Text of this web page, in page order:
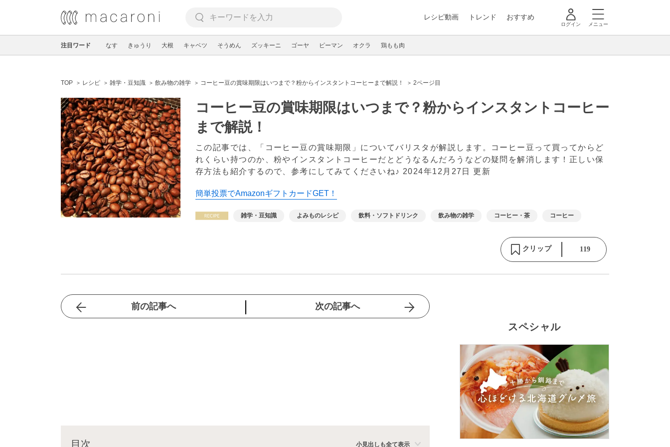
レシピ動画 トレンド おすすめ
ログイン メニュー
注目ワード なす きゅうり 大根 キャベツ そうめん ズッキーニ ゴーヤ ピーマン オクラ 鶏もも肉
TOP レシピ 雑学・豆知識 飲み物の雑学 コーヒー豆の賞味期限はいつまで？粉からインスタントコーヒーまで解説！ 2ページ目
コーヒー豆の賞味期限はいつまで？粉からインスタントコーヒー
まで解説！
この記事では、「コーヒー豆の賞味期限」についてバリスタが解説します。コーヒー豆って買ってからど
れくらい持つのか、粉やインスタントコーヒーだとどうなるんだろうなどの疑問を解消します！正しい保
存方法も紹介するので、参考にしてみてくださいね♪ 2024年12月27日 更新
簡単投票でAmazonギフトカードGET！
雑学・豆知識 よみものレシピ 飲料・ソフトドリンク 飲み物の雑学 コーヒー・茶 コーヒー
クリップ 119
前の記事へ 次の記事へ
目次 小見出しも全て表示
スペシャル